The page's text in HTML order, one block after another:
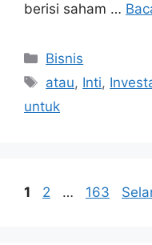
berisi saham …
Kategori
Bisnis
Tag
atau, Inti,
untuk
Halaman
1 Halaman
2 … Halaman
163